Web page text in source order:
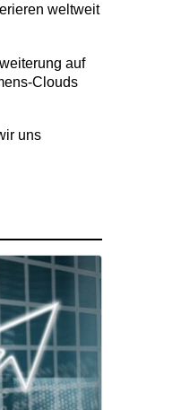
weltweit
auf
Clouds
uns